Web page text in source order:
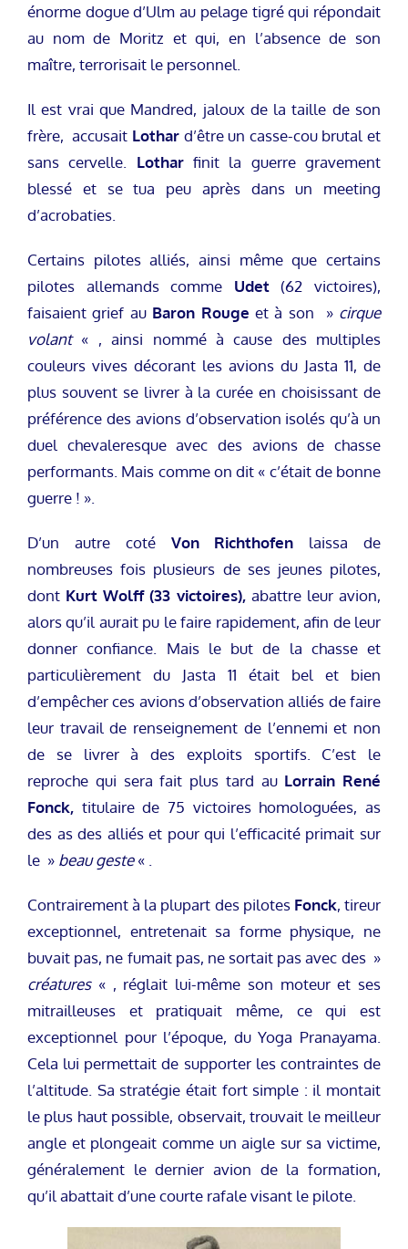
énorme dogue d’Ulm au pelage tigré qui répondait
au nom de Moritz et qui, en l’absence de son
maître, terrorisait le personnel.
Il est vrai que Mandred, jaloux de la taille de son
frère, accusait Lothard’être un casse-cou brutal et
sans cervelle. Lotharfinit la guerre gravement
blessé et se tua peu après dans un meeting
d’acrobaties.
Certains pilotes alliés, ainsi même que certains
pilotes allemands comme Udet(62 victoires),
faisaient grief au Baron Rouge et à son » cirque
volant« , ainsi nommé à cause des multiples
couleurs vives décorant les avions du Jasta 11, de
plus souvent se livrer à la curée en choisissant de
préférence des avions d’observation isolés qu’à un
duel chevaleresque avec des avions de chasse
performants. Mais comme on dit « c’était de bonne
guerre ! ».
D’un autre coté Von Richthofen laissa de
nombreuses fois plusieurs de ses jeunes pilotes,
dont Kurt Wolff (33 victoires),abattre leur avion,
alors qu’il aurait pu le faire rapidement, afin de leur
donner confiance. Mais le but de la chasse et
particulièrement du Jasta 11 était bel et bien
d’empêcher ces avions d’observation alliés de faire
leur travail de renseignement de l’ennemi et non
de se livrer à des exploits sportifs. C’est le
reproche qui sera fait plus tard au Lorrain René
Fonck, titulaire de 75 victoires homologuées, as
des as des alliés et pour qui l’efficacité primait sur
le » beau geste« .
Contrairement à la plupart des pilotes Fonck, tireur
exceptionnel, entretenait sa forme physique, ne
buvait pas, ne fumait pas, ne sortait pas avec des »
créatures« , réglait lui-même son moteur et ses
mitrailleuses et pratiquait même, ce qui est
exceptionnel pour l’époque, du Yoga Pranayama.
Cela lui permettait de supporter les contraintes de
l’altitude. Sa stratégie était fort simple : il montait
le plus haut possible, observait, trouvait le meilleur
angle et plongeait comme un aigle sur sa victime,
généralement le dernier avion de la formation,
qu’il abattait d’une courte rafale visant le pilote.